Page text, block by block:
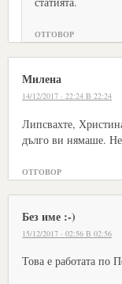
ОТГОВОР
Милена
14/12/2017 · 22:24 В 22:24
Липсвахте,
дълго ви нямаше.
ОТГОВОР
Без име :-)
15/12/2017 · 02:56 В 02:56
Това е работата